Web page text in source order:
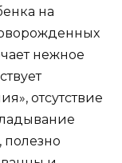
на
нежное
отсутствие
полезно